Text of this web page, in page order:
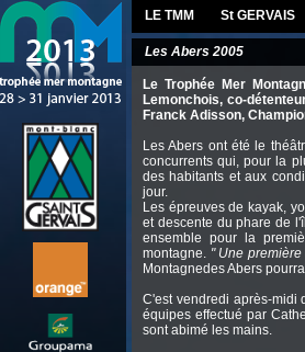
Les Abers 2005
Le Trophée Mer
Lemonchois, co-
Franck Adisson,
Les Abers ont été le
concurrents qui, pour la
des habitants et aux
jour.
Les épreuves de kayak,
et descente du phare de
ensemble pour la
montagne. " Une
Montagnedes Abers
C'est vendredi après-midi
équipes effectué par
sont abimé les mains.
LE TMM St GERVAIS